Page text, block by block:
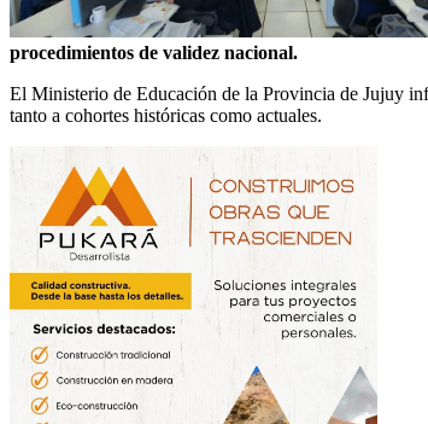
procedimientos de validez nacional.
El Ministerio de Educación de la Provincia de Jujuy
tanto a cohortes históricas como actuales.